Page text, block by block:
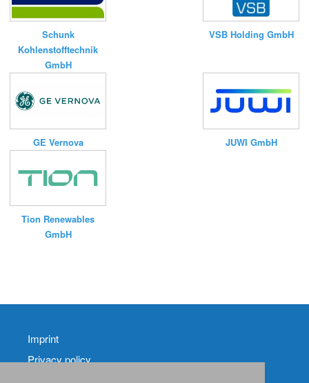
Schunk
Kohlenstofftechnik
GmbH
VSB Holding GmbH
GE Vernova JUWI GmbH
Tion Renewables
GmbH
Imprint
Privacy policy